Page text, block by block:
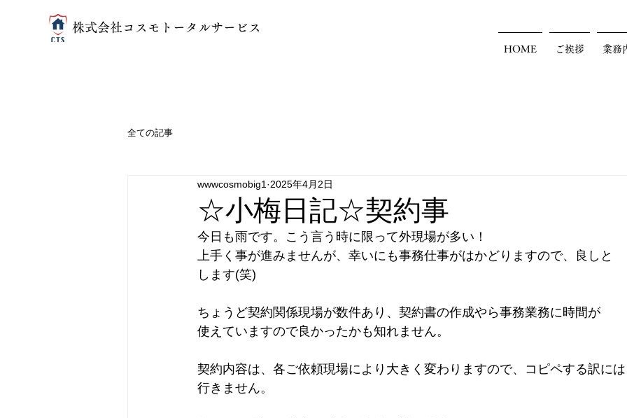
​株式会社コスモトータルサービス
HOME ご挨拶 業務
全ての記事
☆小梅日記☆契約事
wwwcosmobig1 2025年4月2日
今日も雨です。こう言う時に限って外現場が多い！
上手く事が進みませんが、幸いにも事務仕事がはかどりますので、良しと
します(笑)
ちょうど契約関係現場が数件あり、契約書の作成やら事務業務に時間が
使えていますので良かったかも知れません。
契約内容は、各ご依頼現場により大きく変わりますので、コピペする訳には
行きません。